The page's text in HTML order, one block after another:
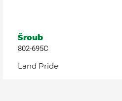
Šroub
802-695C
Land Pride